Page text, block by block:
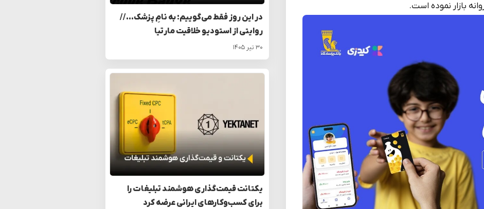
بازار نموده است.
در این روز فقط می‌گوییم: به نامِ پزشک… //
روایتی از استودیو خلاقیت مارتیا
۳۰ تیر ۱۴۰۵
یکتانت قیمت‌گذاری هوشمند تبلیغات را
برای کسب‌وکارهای ایرانی عرضه کرد